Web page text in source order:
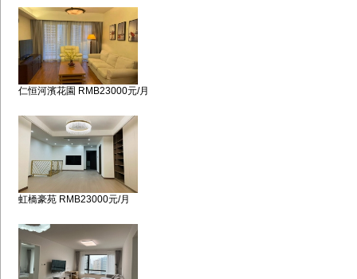
仁恒河濱花園 RMB23000元/月
虹橋豪苑 RMB23000元/月